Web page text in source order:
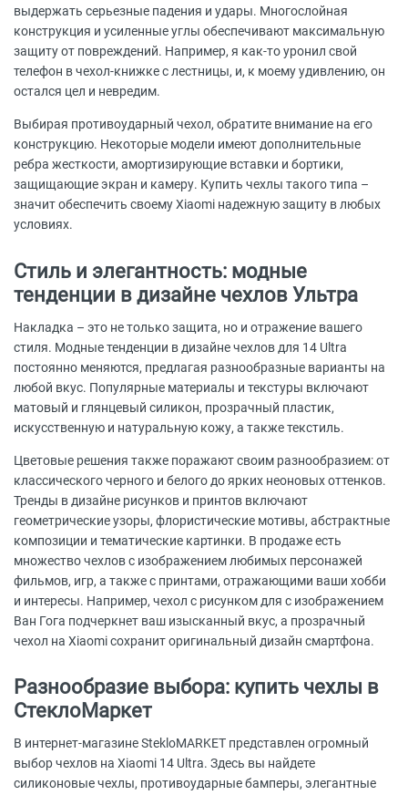
выдержать серьезные падения и удары. Многослойная
конструкция и усиленные углы обеспечивают максимальную
защиту от повреждений. Например, я как-то уронил свой
телефон в чехол-книжке с лестницы, и, к моему удивлению, он
остался цел и невредим.
Выбирая противоударный чехол, обратите внимание на его
конструкцию. Некоторые модели имеют дополнительные
ребра жесткости, амортизирующие вставки и бортики,
защищающие экран и камеру. Купить чехлы такого типа –
значит обеспечить своему Xiaomi надежную защиту в любых
условиях.
Стиль и элегантность: модные
тенденции в дизайне чехлов Ультра
Накладка – это не только защита, но и отражение вашего
стиля. Модные тенденции в дизайне чехлов для 14 Ultra
постоянно меняются, предлагая разнообразные варианты на
любой вкус. Популярные материалы и текстуры включают
матовый и глянцевый силикон, прозрачный пластик,
искусственную и натуральную кожу, а также текстиль.
Цветовые решения также поражают своим разнообразием: от
классического черного и белого до ярких неоновых оттенков.
Тренды в дизайне рисунков и принтов включают
геометрические узоры, флористические мотивы, абстрактные
композиции и тематические картинки. В продаже есть
множество чехлов с изображением любимых персонажей
фильмов, игр, а также с принтами, отражающими ваши хобби
и интересы. Например, чехол с рисунком для с изображением
Ван Гога подчеркнет ваш изысканный вкус, а прозрачный
чехол на Xiaomi сохранит оригинальный дизайн смартфона.
Разнообразие выбора: купить чехлы в
СтеклоМаркет
В интернет-магазине StekloMARKET представлен огромный
выбор чехлов на Xiaomi 14 Ultra. Здесь вы найдете
силиконовые чехлы, противоударные бамперы, элегантные